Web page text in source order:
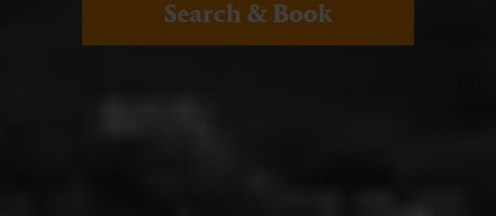
Search & Book